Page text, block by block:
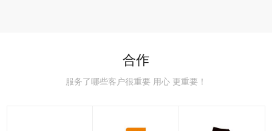
合作
服务了哪些客户很重要 用心 更重要！